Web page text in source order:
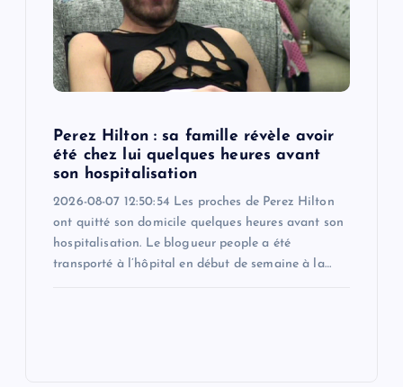
Perez Hilton : sa famille révèle avoir
été chez lui quelques heures avant
son hospitalisation
2026-08-07 12:50:54 Les proches de Perez Hilton
ont quitté son domicile quelques heures avant son
hospitalisation. Le blogueur people a été
transporté à l’hôpital en début de semaine à la…